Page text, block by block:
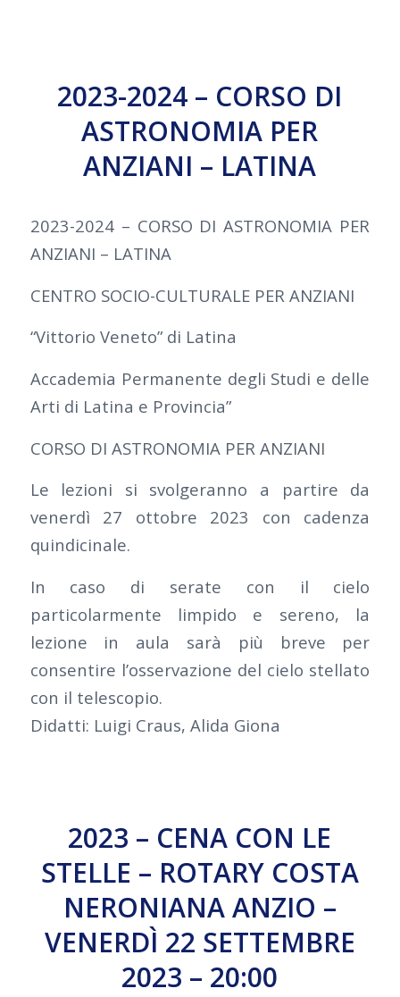
2023-2024 – CORSO DI
ASTRONOMIA PER
ANZIANI – LATINA
2023-2024 – CORSO DI ASTRONOMIA PER
ANZIANI – LATINA
CENTRO SOCIO-CULTURALE PER ANZIANI
“Vittorio Veneto” di Latina
Accademia Permanente degli Studi e delle
Arti di Latina e Provincia”
CORSO DI ASTRONOMIA PER ANZIANI
Le lezioni si svolgeranno a partire da
venerdì 27 ottobre 2023 con cadenza
quindicinale.
In caso di serate con il cielo
particolarmente limpido e sereno, la
lezione in aula sarà più breve per
consentire l’osservazione del cielo stellato
con il telescopio.
Didatti: Luigi Craus, Alida Giona
2023 – CENA CON LE
STELLE – ROTARY COSTA
NERONIANA ANZIO –
VENERDÌ 22 SETTEMBRE
2023 – 20:00